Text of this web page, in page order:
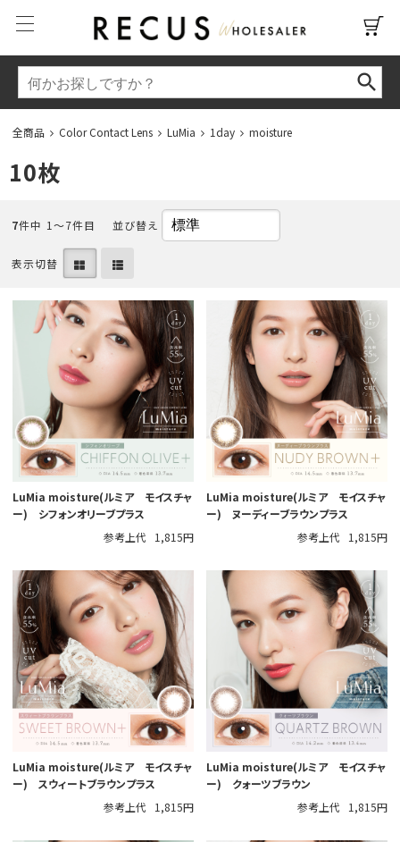
全商品 Color Contact Lens LuMia 1day moisture
10枚
7件中 1〜7件目 並び替え
表示切替
LuMia moisture(ルミア モイスチャ
ー) シフォンオリーブプラス
参考上代
1,815円
LuMia moisture(ルミア モイスチャ
ー) ヌーディーブラウンプラス
参考上代
1,815円
LuMia moisture(ルミア モイスチャ
ー) スウィートブラウンプラス
参考上代
1,815円
LuMia moisture(ルミア モイスチャ
ー) クォーツブラウン
参考上代
1,815円